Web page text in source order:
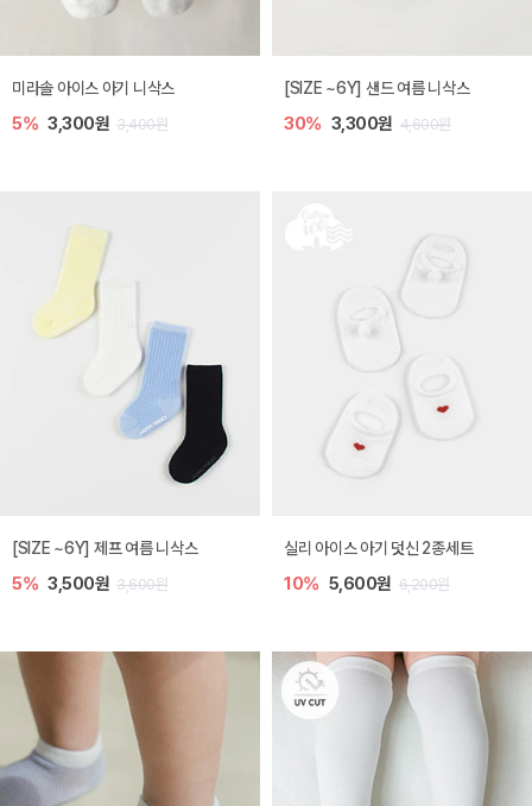
미라솔 아이스 아기 니삭스
5% 3,300원 3,400원
[SIZE ~6Y] 샌드 여름 니삭스
30% 3,300원 4,600원
[SIZE ~6Y] 제프 여름 니삭스
5% 3,500원 3,600원
실리 아이스 아기 덧신 2종세트
10% 5,600원 6,200원